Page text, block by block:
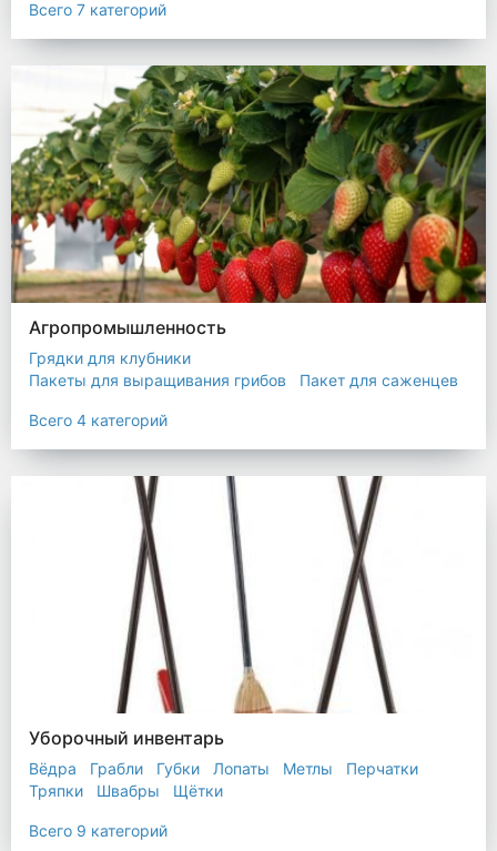
Всего 7 категорий
Агропромышленность
Грядки для клубники
Пакеты для выращивания грибов
Пакет для саженцев
Всего 4 категорий
Уборочный инвентарь
Вёдра Грабли Губки Лопаты Метлы
Перчатки
Тряпки
Швабры Щётки
Всего 9 категорий